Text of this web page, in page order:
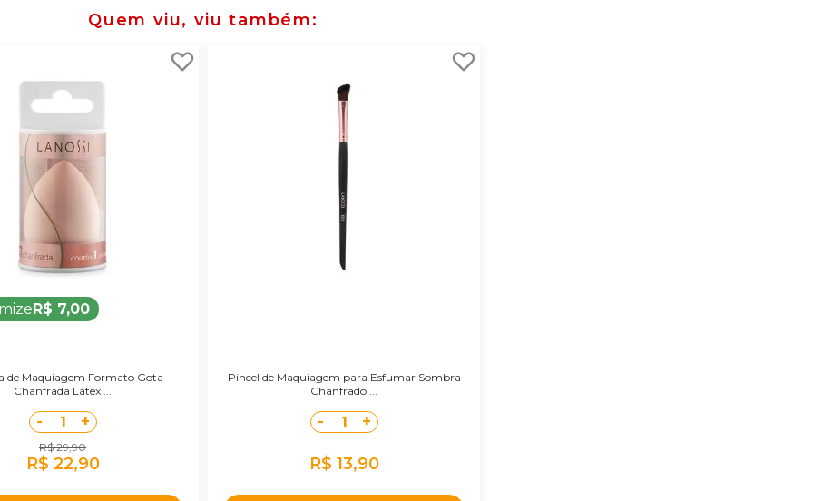
Quem viu, viu também
R$ 7,00
de Maquiagem Formato Gota
Chanfrada Látex ...
- 1 +
R$ 29,90
R$ 22,90
Pincel de Maquiagem para Esfumar Sombra
Chanfrado ...
- 1 +
R$ 13,90